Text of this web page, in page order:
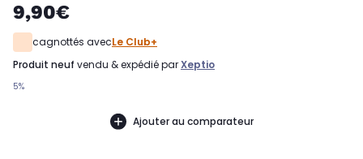
9,90€
cagnottés avecLe Club+
produit neuf vendu & expédié parXeptio
5%
Ajouter au comparateur